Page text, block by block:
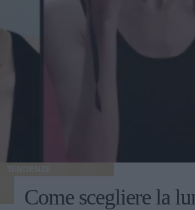
TENDENZE
Come scegliere la